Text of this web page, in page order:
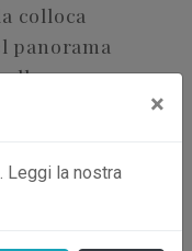
×
Leggi la nostra
colloca
panorama
alla
ha